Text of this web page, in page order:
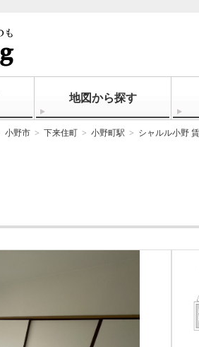
地図から探す
小野市 下来住町 小野町駅 シャルル小野